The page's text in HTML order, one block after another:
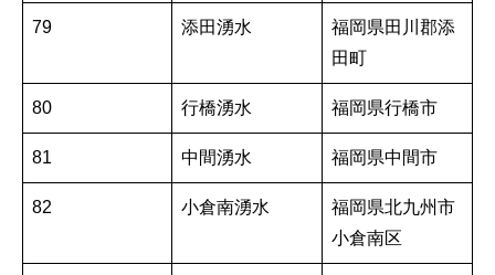
79 添田湧水
福岡県田川郡添
田町
80 行橋湧水 福岡県行橋市
81 中間湧水 福岡県中間市
82 小倉南湧水
福岡県北九州市
小倉南区